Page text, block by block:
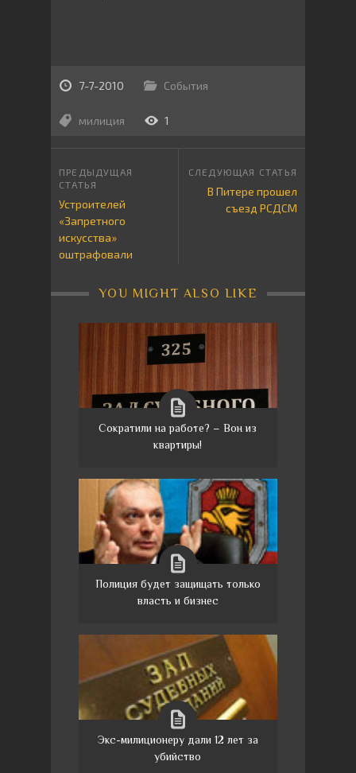
7-7-2010 События
милиция 1
Устроителей
«Запретного
искусства»
оштрафовали
В Питере прошел
съезд РСДСМ
YOU MIGHT ALSO LIKE
Сократили на работе? – Вон из
квартиры!
Полиция будет защищать только
власть и бизнес
Экс-милиционеру дали 12 лет за
убийство